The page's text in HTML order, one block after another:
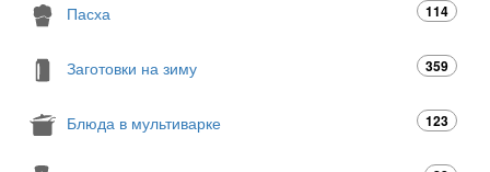
Пасха 114
Заготовки на зиму 359
Блюда в мультиварке 123